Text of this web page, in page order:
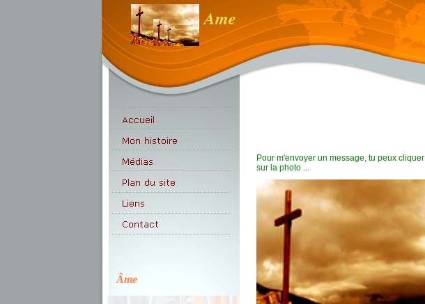
Ame
Âme
Pour m'envoyer un message, tu peux cliquer
sur la photo ...